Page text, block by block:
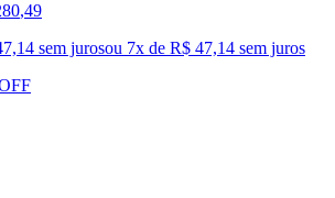
,49
sem jurosou 7x de R$ 47,14 sem juros